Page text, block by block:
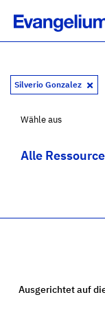
Silverio Gonzalez
Wähle aus
Alle
Ausgerichtet auf